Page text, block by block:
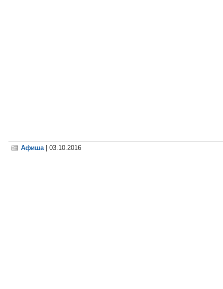
Афиша| 03.10.2016